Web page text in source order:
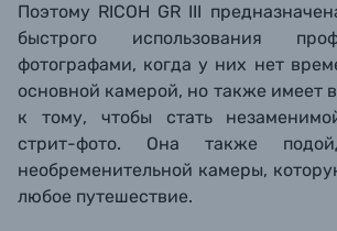
Поэтому RICOH GR III
быстрого использования
фотографами, когда у них нет
основной камерой, но также имеет
к тому, чтобы стать
стрит-фото. Она также
необременительной камеры,
любое путешествие.